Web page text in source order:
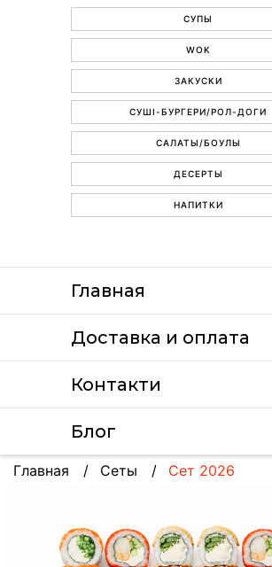
СУПЫ
WOK
ЗАКУСКИ
СУШІ-БУРГЕРИ/РОЛ-ДОГИ
САЛАТЫ/БОУЛЫ
ДЕСЕРТЫ
НАПИТКИ
Главная
Доставка и оплата
Контакти
Блог
Главная Сеты Сет 2026